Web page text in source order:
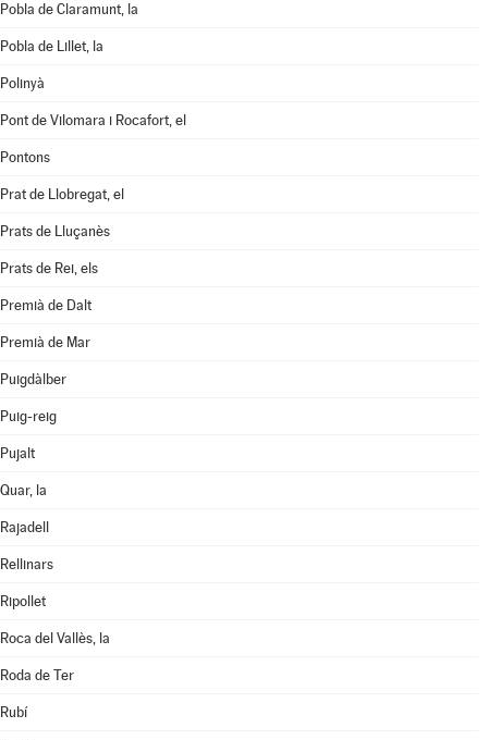
Pobla de Claramunt, la
Pobla de Lillet, la
Polinyà
Pont de Vilomara i Rocafort, el
Pontons
Prat de Llobregat, el
Prats de Lluçanès
Prats de Rei, els
Premià de Dalt
Premià de Mar
Puigdàlber
Puig-reig
Pujalt
Quar, la
Rajadell
Rellinars
Ripollet
Roca del Vallès, la
Roda de Ter
Rubí